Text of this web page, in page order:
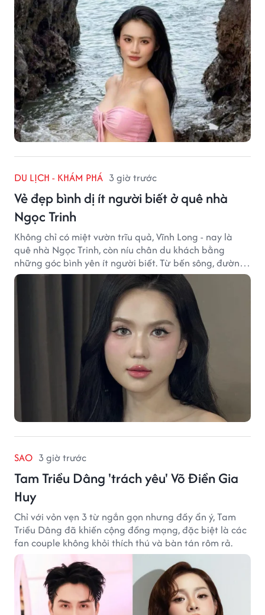
DU LỊCH - KHÁM PHÁ 3 giờ trước
Vẻ đẹp bình dị ít người biết ở quê nhà
Ngọc Trinh
Không chỉ có miệt vườn trĩu quả, Vĩnh Long - nay là
quê nhà Ngọc Trinh, còn níu chân du khách bằng
những góc bình yên ít người biết. Từ bến sông, đường
quê đến nhịp sống chậm rãi, tất cả tạo nên sức hút rất
riêng của vùng đất miền Tây.
SAO 3 giờ trước
Tam Triều Dâng 'trách yêu' Võ Điền Gia
Huy
Chỉ với vỏn vẹn 3 từ ngắn gọn nhưng đầy ẩn ý, Tam
Triều Dâng đã khiến cộng đồng mạng, đặc biệt là các
fan couple không khỏi thích thú và bàn tán rôm rả.